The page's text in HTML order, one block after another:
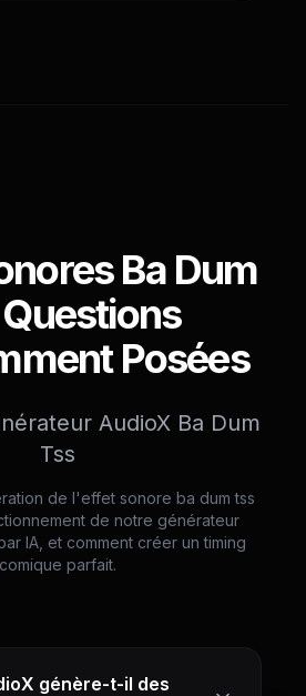
Ba Dum
Posées
AudioX Ba Dum
Tss
de l'effet sonore ba dum tss
de notre générateur
IA, et comment créer un timing
comique parfait.
génère-t-il des